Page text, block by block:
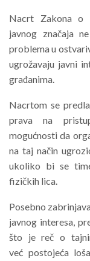
Nacrt Zakona o
javnog značaja
problema u
ugrožavaju javni
građanima.
Nacrtom se
prava na
mogućnosti da
na taj način
ukoliko bi se
fizičkih lica.
Posebno
javnog interesa,
što je reč o
već postojeća